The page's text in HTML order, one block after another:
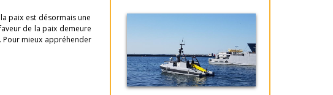
paix est désormais une
de la paix demeure
Pour mieux appréhender